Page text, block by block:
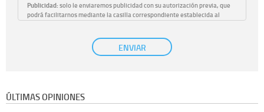
Publicidad:solo le enviaremos publicidad con su autorización previa, que
podrá facilitarnos mediante la casilla correspondiente establecida al
únicamente trataremos sus datos con su consentimiento
previo, que podrá facilitarnos mediante la casilla correspondiente
Derechos:tiene derecho a saber qué información tenemos sobre usted,
ENVIAR
ÚLTIMAS OPINIONES